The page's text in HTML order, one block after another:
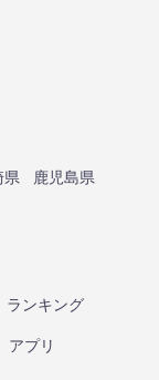
県
鹿児島県
ランキング
アプリ